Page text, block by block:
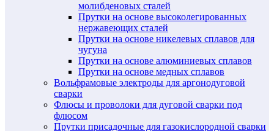
молибденовых сталей
Прутки на основе высоколегированных
нержавеющих сталей
Прутки на основе никелевых сплавов для
чугуна
Прутки на основе алюминиевых сплавов
Прутки на основе медных сплавов
Вольфрамовые электроды для аргонодуговой
сварки
Флюсы и проволоки для дуговой сварки под
флюсом
Прутки присадочные для газокислородной сварки